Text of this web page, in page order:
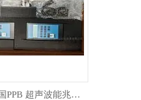
PB-502美国PPB 超声波能兆声量计